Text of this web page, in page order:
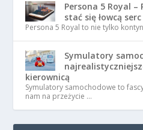
Persona 5 Royal
stać się łowcą
Persona 5 Royal to nie tylko
Symulatory
kierownicą
Symulatory samochodowe to
nam na przeżycie …